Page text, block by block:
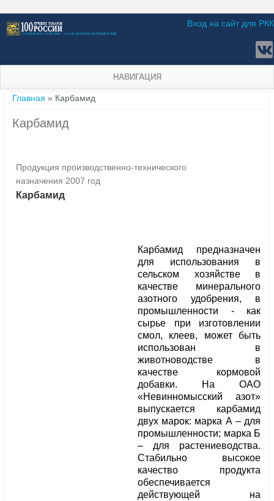
Вход на сайт для РКК
НАВИГАЦИЯ
Вы здесь
Главная » Карбамид
Карбамид
Продукция производственно-технического
назначения 2007 год
Карбамид
Карбамид предназначен
для использования в
сельском хозяйстве в
качестве минерального
азотного удобрения, в
промышленности - как
сырье при изготовлении
смол, клеев, может быть
использован в
животноводстве в
качестве кормовой
добавки. На ОАО
«Невинномысский азот»
выпускается карбамид
двух марок: марка А – для
промышленности; марка Б
– для растениеводства.
Стабильно высокое
качество продукта
обеспечивается
действующей на